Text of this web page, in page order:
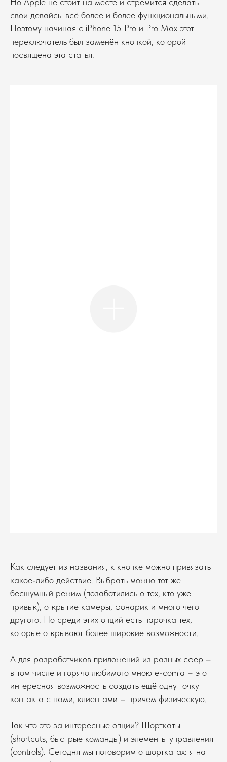
свои девайсы всё более и более функциональными.
Поэтому начиная с iPhone 15 Pro и Pro Max этот
переключатель был заменён кнопкой, которой
посвящена эта статья.
Как следует из названия, к кнопке можно привязать
какое-либо действие. Выбрать можно тот же
бесшумный режим (позаботились о тех, кто уже
привык), открытие камеры, фонарик и много чего
другого. Но среди этих опций есть парочка тех,
которые открывают более широкие возможности.
А для разработчиков приложений из разных сфер –
в том числе и горячо любимого мною e-com'а – это
интересная возможность создать ещё одну точку
контакта с нами, клиентами – причем физическую.
Так что это за интересные опции? Шорткаты
(shortcuts, быстрые команды) и элементы управления
(controls). Сегодня мы поговорим о шорткатах: я на